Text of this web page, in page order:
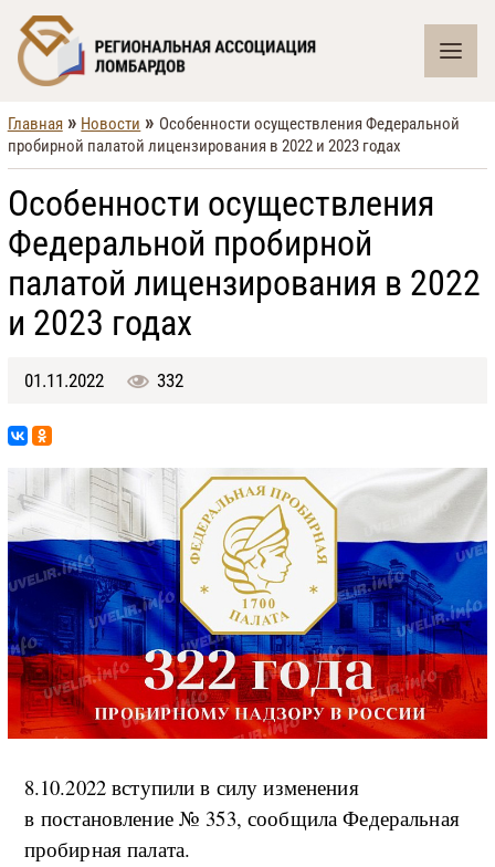
Главная » Новости » Особенности осуществления Федеральной
пробирной палатой лицензирования в 2022 и 2023 годах
Особенности осуществления
Федеральной пробирной
палатой лицензирования в 2022
и 2023 годах
01.11.2022 332
8.10.2022 вступили в силу изменения
в постановление № 353, сообщила Федеральная
пробирная палата.